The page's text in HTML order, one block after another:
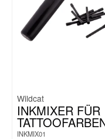
Wildcat
INKMIXER FÜR
INKMIX01